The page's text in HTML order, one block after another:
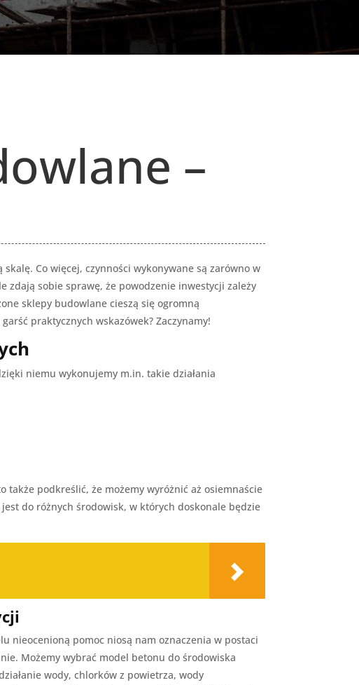
–
Co więcej, czynności wykonywane są zarówno w
sobie sprawę, że powodzenie inwestycji zależy
sklepy budowlane cieszą się ogromną
praktycznych wskazówek? Zaczynamy!
niemu wykonujemy m.in. takie działania
podkreślić, że możemy wyróżnić aż osiemnaście
do różnych środowisk, w których doskonale będzie
nieocenioną pomoc niosą nam oznaczenia w postaci
Możemy wybrać model betonu do środowiska
wody, chlorków z powietrza, wody